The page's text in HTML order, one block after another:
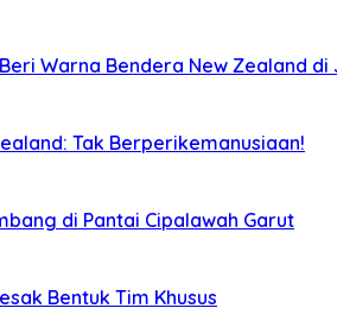
Warna Bendera New Zealand di
Tak Berperikemanusiaan!
di Pantai Cipalawah Garut
Bentuk Tim Khusus